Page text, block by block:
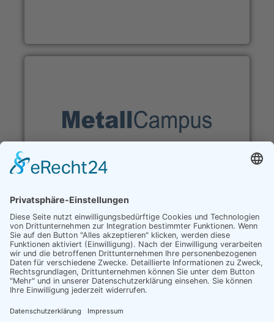
Kategorien Coaching, KoRe & Controlling,
Marketing, Qualitätsmanagement, Personal
direkte Hilfen – direkt zugänglich
als Download oder VideoKurs
immer sofort einsetzbar
WDMH GmbH
Tel. (0201) 896470